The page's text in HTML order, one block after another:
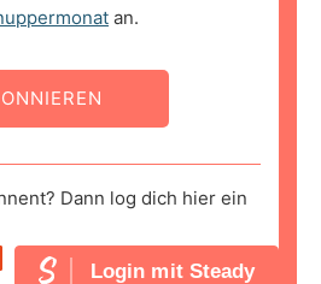
an.
Dann log dich hier ein
Login mit Steady